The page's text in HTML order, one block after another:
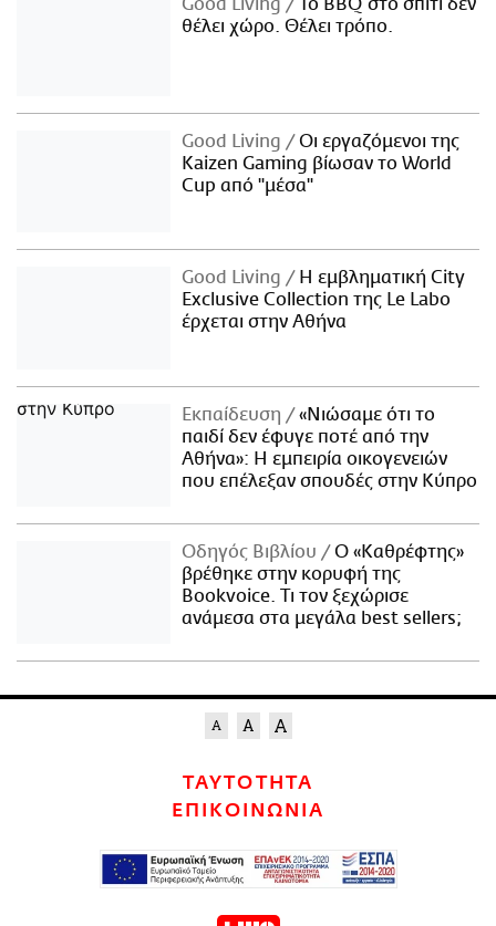
Good Living
Το BBQ στο σπίτι δεν
θέλει χώρο. Θέλει τρόπο.
Good Living
Οι εργαζόμενοι της
Kaizen Gaming βίωσαν το World
Cup από "μέσα"
Good Living
Η εμβληματική City
Exclusive Collection της Le Labo
έρχεται στην Αθήνα
Εκπαίδευση
«Νιώσαμε ότι το
παιδί δεν έφυγε ποτέ από την
Αθήνα»: Η εμπειρία οικογενειών
που επέλεξαν σπουδές στην Κύπρο
Οδηγός Βιβλίου
Ο «Καθρέφτης»
βρέθηκε στην κορυφή της
Bookvoice. Τι τον ξεχώρισε
ανάμεσα στα μεγάλα best sellers;
ΤΑΥΤΟΤΗΤΑ
ΕΠΙΚΟΙΝΩΝΙΑ